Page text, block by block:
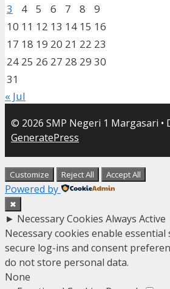
3
4 5 6 7 8
9
10 11 12 13 14 15 16
17 18 19 20 21 22 23
24 25 26 27 28 29 30
31
« Jul
© 2026 SMP Negeri 1 Margasari •
GeneratePress
Customize Reject All Accept All
Powered by
✖
► Necessary Cookies Always Active
Necessary cookies enable
secure log-ins and consent
do not store personal data.
None